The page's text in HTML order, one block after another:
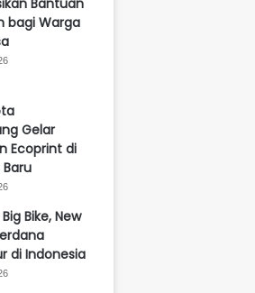
Bantuan
bagi Warga
Gelar
Ecoprint di
Bike, New
di Indonesia